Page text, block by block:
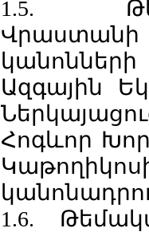
1.5.
Վրաստանի
Ազգային
Հոգևոր
1.6.